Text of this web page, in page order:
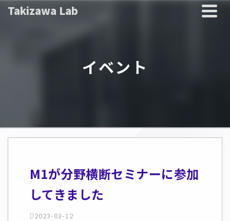
Takizawa Lab
イベント
M1が分野横断セミナーに参加
してきました
2023-03-12